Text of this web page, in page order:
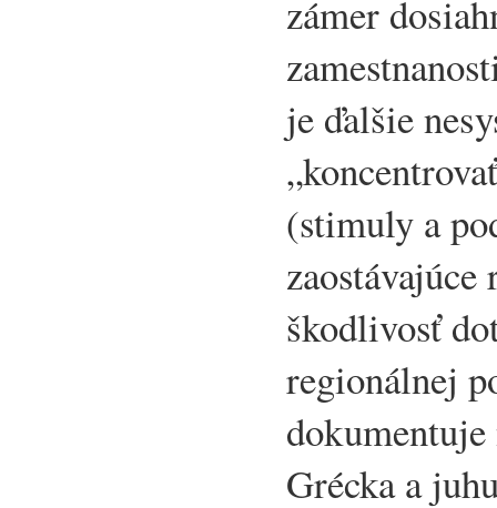
zámer
je ďalšie
(stimuly a
škodlivosť
regionálnej
dokumentuje
Grécka a